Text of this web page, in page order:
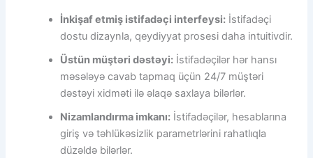
İnkişaf etmiş istifadəçi interfeysi: İstifadəçi
dostu dizaynla, qeydiyyat prosesi daha intuitivdir.
Üstün müştəri dəstəyi: İstifadəçilər hər hansı
məsələyə cavab tapmaq üçün 24/7 müştəri
dəstəyi xidməti ilə əlaqə saxlaya bilərlər.
Nizamlandırma imkanı: İstifadəçilər, hesablarına
giriş və təhlükəsizlik parametrlərini rahatlıqla
düzəldə bilərlər.